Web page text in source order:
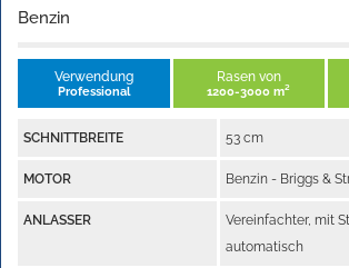
Benzin
Verwendung
Professional
Rasen von
1200-3000 m²
SCHNITTBREITE 53 cm
MOTOR Benzin - Briggs &
ANLASSER
Vereinfachter, mit
automatisch